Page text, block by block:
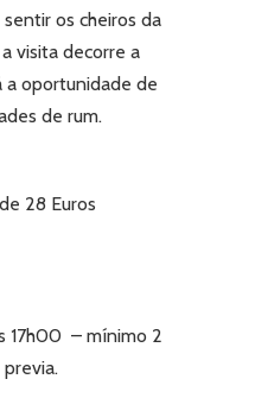
os cheiros da
visita decorre a
a oportunidade de
de rum.
28 Euros
17h00 – mínimo 2